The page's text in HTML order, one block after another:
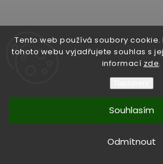
Tento web používá soubory
tohoto webu vyjadřujete souhlas s
informací zde.
Odmítnout
Souhlasím